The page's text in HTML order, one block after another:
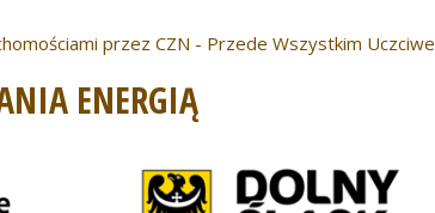
przez CZN - Przede Wszystkim Uczciwe
ENERGIĄ